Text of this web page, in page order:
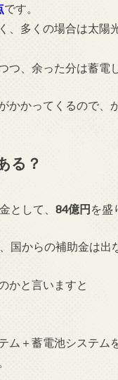
です。
、多くの場合は太陽
、余った分は蓄電
かってくるので、
る？
として、 84億円を盛
国からの補助金は出
かと言いますと
ム＋蓄電池システム